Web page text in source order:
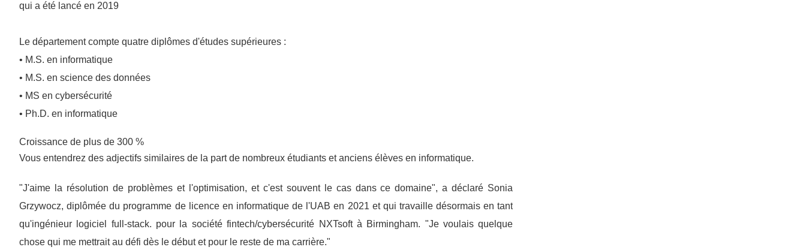
qui a été lancé en 2019
Le département compte quatre diplômes d'études supérieures :
• M.S. en informatique
• M.S. en science des données
• MS en cybersécurité
• Ph.D. en informatique
Croissance de plus de 300 %
Vous entendrez des adjectifs similaires de la part de nombreux étudiants et anciens élèves en informatique.
"J'aime la résolution de problèmes et l'optimisation, et c'est souvent le cas dans ce domaine", a déclaré Sonia
Grzywocz, diplômée du programme de licence en informatique de l'UAB en 2021 et qui travaille désormais en tant
qu'ingénieur logiciel full-stack. pour la société fintech/cybersécurité NXTsoft à Birmingham. "Je voulais quelque
chose qui me mettrait au défi dès le début et pour le reste de ma carrière."